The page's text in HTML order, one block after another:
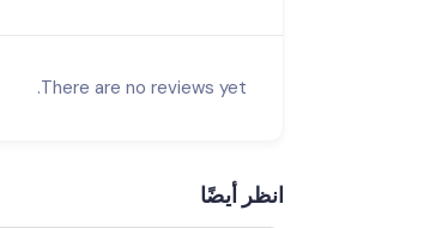
There are no reviews yet.
انظر أيضًا